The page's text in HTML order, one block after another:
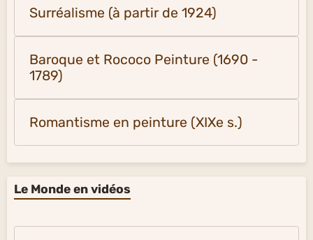
Surréalisme (à partir de 1924)
Baroque et Rococo Peinture (1690 -
1789)
Romantisme en peinture (XIXe s.)
Le Monde en vidéos